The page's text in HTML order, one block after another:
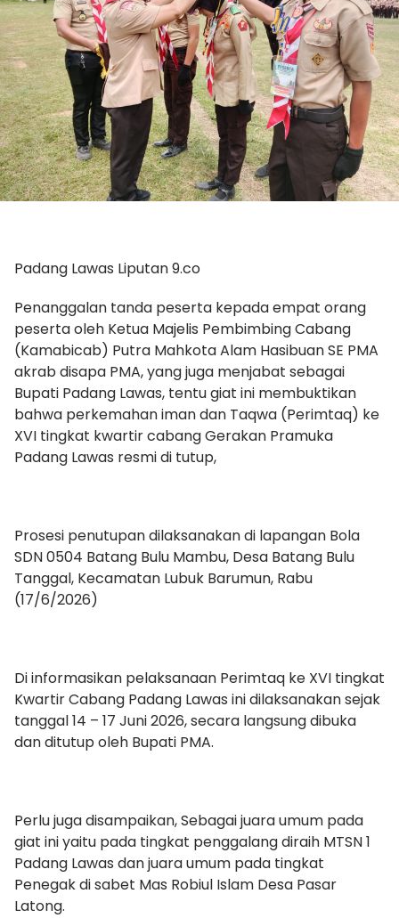
Padang Lawas Liputan 9.co
Penanggalan tanda peserta kepada empat orang
peserta oleh Ketua Majelis Pembimbing Cabang
(Kamabicab) Putra Mahkota Alam Hasibuan SE PMA
akrab disapa PMA, yang juga menjabat sebagai
Bupati Padang Lawas, tentu giat ini membuktikan
bahwa perkemahan iman dan Taqwa (Perimtaq) ke
XVI tingkat kwartir cabang Gerakan Pramuka
Padang Lawas resmi di tutup,
Prosesi penutupan dilaksanakan di lapangan Bola
SDN 0504 Batang Bulu Mambu, Desa Batang Bulu
Tanggal, Kecamatan Lubuk Barumun, Rabu
(17/6/2026)
Di informasikan pelaksanaan Perimtaq ke XVI tingkat
Kwartir Cabang Padang Lawas ini dilaksanakan sejak
tanggal 14 – 17 Juni 2026, secara langsung dibuka
dan ditutup oleh Bupati PMA.
Perlu juga disampaikan, Sebagai juara umum pada
giat ini yaitu pada tingkat penggalang diraih MTSN 1
Padang Lawas dan juara umum pada tingkat
Penegak di sabet Mas Robiul Islam Desa Pasar
Latong.